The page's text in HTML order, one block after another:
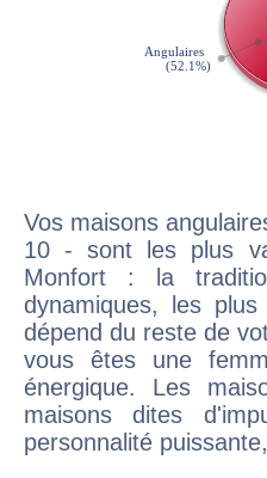
Vos maisons
10 - sont les plus
Monfort : la
dynamiques, les
dépend du reste de
vous êtes une
énergique. Les
maisons dites
personnalité